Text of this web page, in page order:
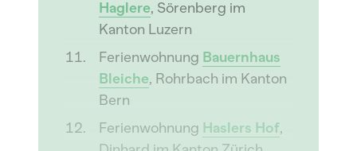
Haglere, Sörenberg im
Kanton Luzern
Ferienwohnung Bauernhaus
Bleiche, Rohrbach im Kanton
Bern
Ferienwohnung Haslers Hof,